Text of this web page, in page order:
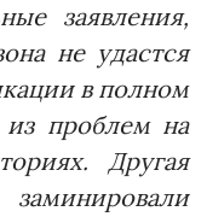
заявления,
не удастся
в полном
проблем на
Другая